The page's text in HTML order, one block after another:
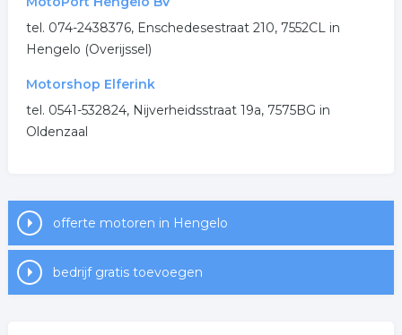
.
tel. 074-2438376, Enschedesestraat 210, 7552CL in
Hengelo (Overijssel)
Motorshop Elferink
tel. 0541-532824, Nijverheidsstraat 19a, 7575BG in
Oldenzaal
offerte motoren in Hengelo
bedrijf gratis toevoegen